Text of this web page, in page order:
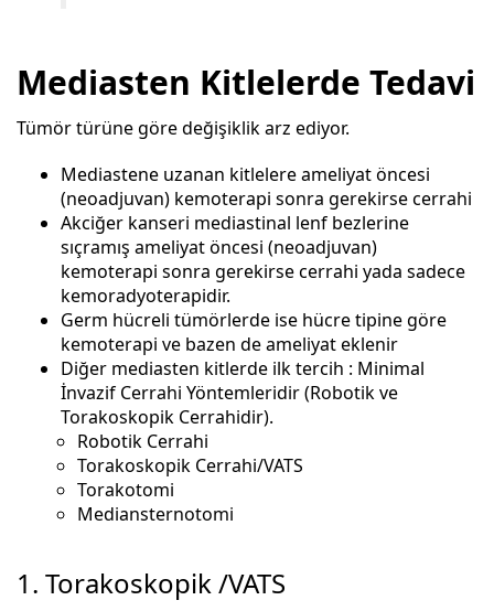
Mediasten Kitlelerde Tedavi
Tümör türüne göre değişiklik arz ediyor.
Mediastene uzanan kitlelere ameliyat öncesi
(neoadjuvan) kemoterapi sonra gerekirse cerrahi
Akciğer kanseri mediastinal lenf bezlerine
sıçramış ameliyat öncesi (neoadjuvan)
kemoterapi sonra gerekirse cerrahi yada sadece
kemoradyoterapidir.
Germ hücreli tümörlerde ise hücre tipine göre
kemoterapi ve bazen de ameliyat eklenir
Diğer mediasten kitlerde ilk tercih : Minimal
İnvazif Cerrahi Yöntemleridir (Robotik ve
Torakoskopik Cerrahidir).
Robotik Cerrahi
Torakoskopik Cerrahi/VATS
Torakotomi
Mediansternotomi
1. Torakoskopik /VATS